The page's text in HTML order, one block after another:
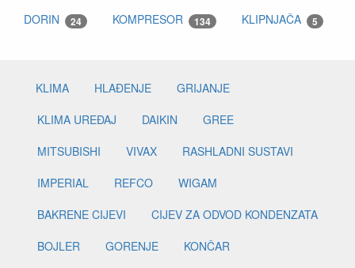
DORIN 24 KOMPRESOR 134 KLIPNJAČA 5
KLIMA HLAĐENJE
GRIJANJE
KLIMA UREĐAJ
DAIKIN
GREE
MITSUBISHI
VIVAX
RASHLADNI SUSTAVI
IMPERIAL
REFCO
WIGAM
BAKRENE CIJEVI
CIJEV ZA ODVOD KONDENZATA
BOJLER
GORENJE
KONČAR